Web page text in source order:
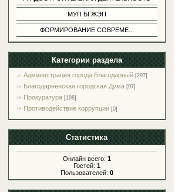
МУП БГЖЭП
ФОРМИРОВАНИЕ СОВРЕМЕ...
Категории раздела
Администрация города Благодарный [297]
Благодарненская городская Дума [97]
Прокуратура [198]
Противодействие коррупции [0]
Статистика
Онлайн всего: 1
Гостей: 1
Пользователей: 0